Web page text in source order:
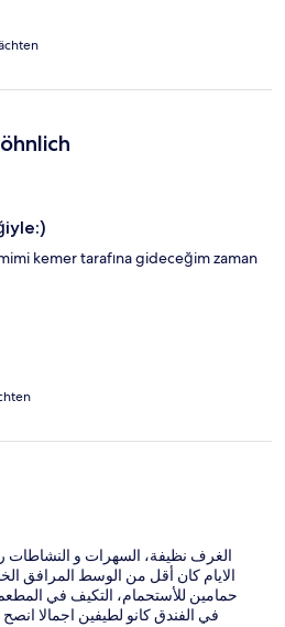
kemer tarafına gideceğim zaman
الغرف نظيفة، السهرات و النشاطات
الايام كان أقل من الوسط المرافق
حمامين للأستحمام، التكيف في
في الفندق كانو لطيفين اجمالا